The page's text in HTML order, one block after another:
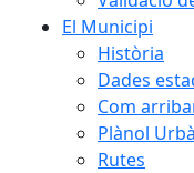
El Municipi
Història
Dades
Com
Plànol Urbà
Rutes